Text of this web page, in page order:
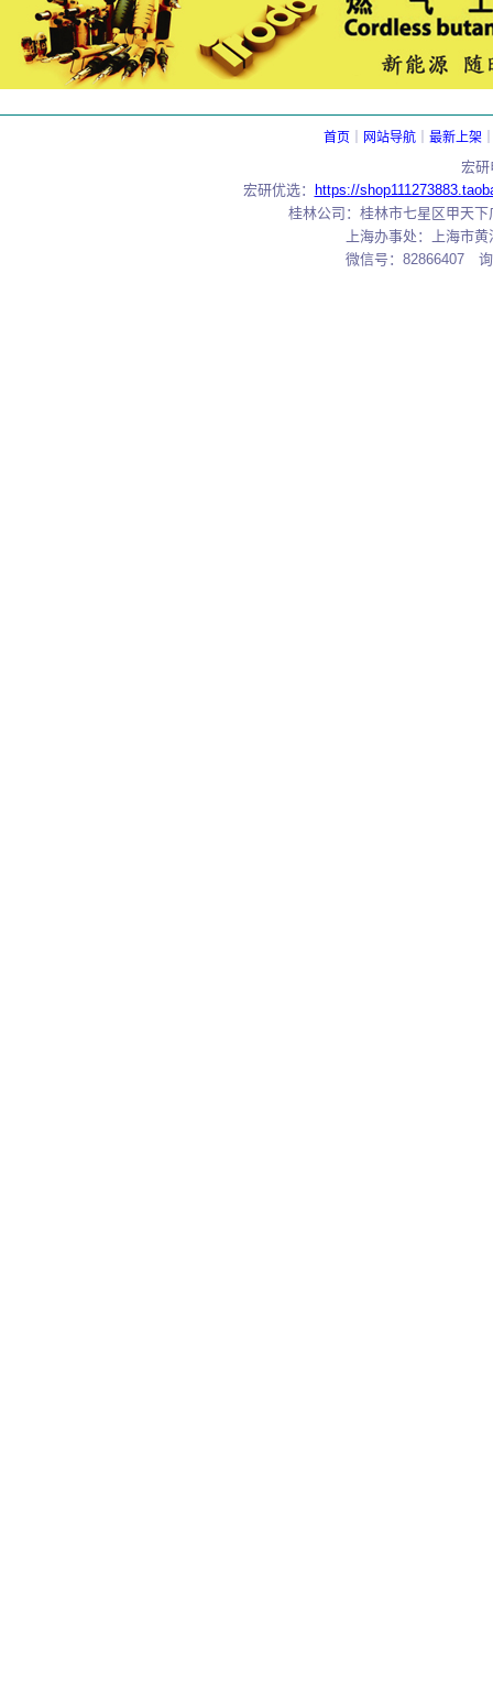
首页 网站导航 最新上架
宏
宏研优选：
https://
桂林公司：桂林市七星区甲天
上海办事处：上海市
微信号：82866407